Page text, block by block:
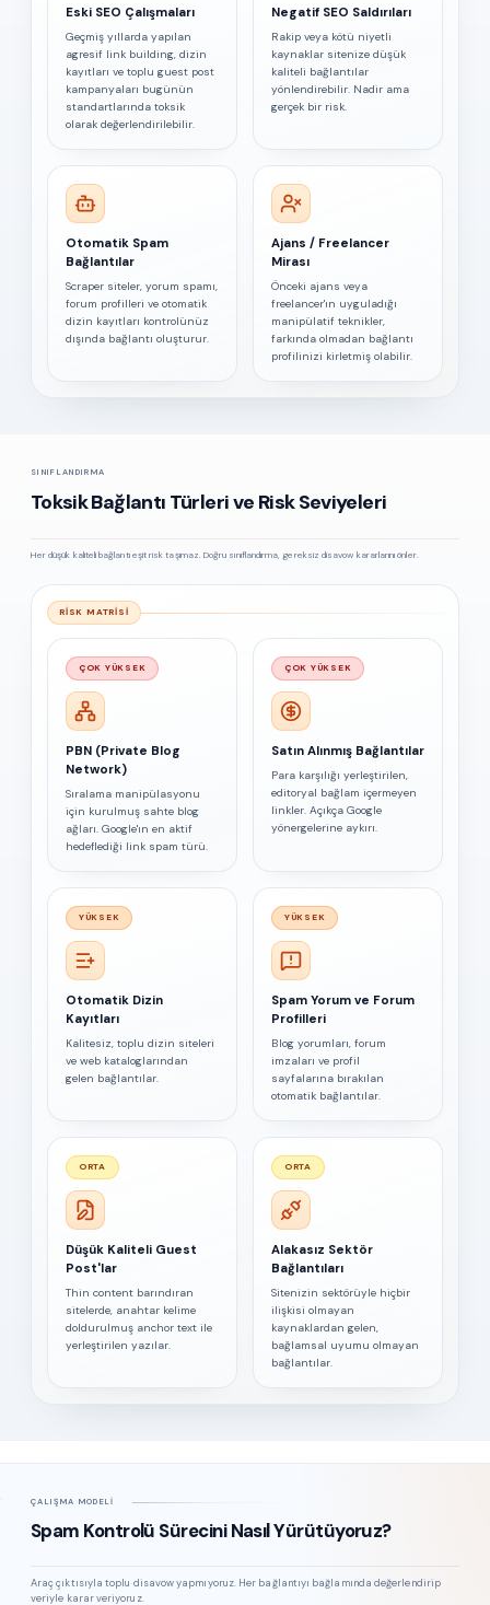
Eski SEO Çalışmaları
Geçmiş yıllarda yapılan
agresif link building, dizin
kayıtları ve toplu guest post
kampanyaları bugünün
standartlarında toksik
olarak değerlendirilebilir.
Negatif SEO Saldırıları
Rakip veya kötü niyetli
kaynaklar sitenize düşük
kaliteli bağlantılar
yönlendirebilir. Nadir ama
gerçek bir risk.
Otomatik Spam
Bağlantılar
Scraper siteler, yorum spamı,
forum profilleri ve otomatik
dizin kayıtları kontrolünüz
dışında bağlantı oluşturur.
Ajans / Freelancer
Mirası
Önceki ajans veya
freelancer'ın uyguladığı
manipülatif teknikler,
farkında olmadan bağlantı
profilinizi kirletmiş olabilir.
SINIFLANDIRMA
Toksik Bağlantı Türleri ve Risk Seviyeleri
Her düşük kaliteli bağlantı eşit risk taşımaz. Doğru sınıflandırma, gereksiz disavow kararlarını önler.
RISK MATRISI
ÇOK YÜKSEK
PBN (Private Blog
Network)
Sıralama manipülasyonu
için kurulmuş sahte blog
ağları. Google'ın en aktif
hedeflediği link spam türü.
ÇOK YÜKSEK
Satın Alınmış Bağlantılar
Para karşılığı yerleştirilen,
editoryal bağlam içermeyen
linkler. Açıkça Google
yönergelerine aykırı.
YÜKSEK
Otomatik Dizin
Kayıtları
Kalitesiz, toplu dizin siteleri
ve web kataloglarından
gelen bağlantılar.
YÜKSEK
Spam Yorum ve Forum
Profilleri
Blog yorumları, forum
imzaları ve profil
sayfalarına bırakılan
otomatik bağlantılar.
ORTA
Düşük Kaliteli Guest
Post'lar
Thin content barındıran
sitelerde, anahtar kelime
doldurulmuş anchor text ile
yerleştirilen yazılar.
ORTA
Alakasız Sektör
Bağlantıları
Sitenizin sektörüyle hiçbir
ilişkisi olmayan
kaynaklardan gelen,
bağlamsal uyumu olmayan
bağlantılar.
ÇALIŞMA MODELI
Spam Kontrolü Sürecini Nasıl Yürütüyoruz?
Araç çıktısıyla toplu disavow yapmıyoruz. Her bağlantıyı bağlamında değerlendirip
veriyle karar veriyoruz.